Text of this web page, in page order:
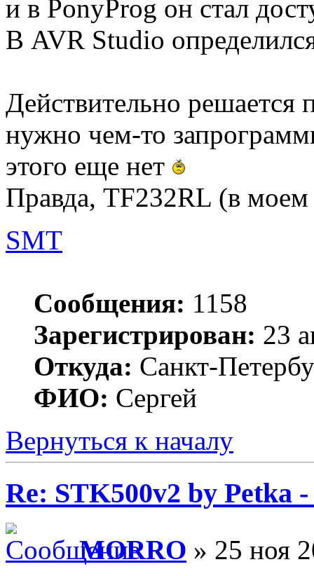
и в PonyProg он стал
В AVR Studio
Действительно решается
нужно чем-то
этого еще нет
Правда, TF232RL (в моем
SMT
Сообщения: 1158
Зарегистрирован: 23
Откуда: Санкт-
ФИО: Сергей
Вернуться к началу
Re: STK500v2 by
MORRO » 25 ноя